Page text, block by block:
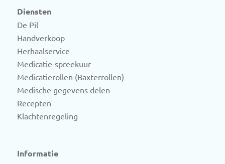
Diensten
De Pil
Handverkoop
Herhaalservice
Medicatie-spreekuur
Medicatierollen (Baxterrollen)
Medische gegevens delen
Recepten
Klachtenregeling
Informatie